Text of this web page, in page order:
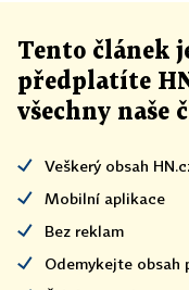
Tento článek
předplatíte
všechny naše
Veškerý obsah
Mobilní aplikace
Bez reklam
Odemykejte obsah